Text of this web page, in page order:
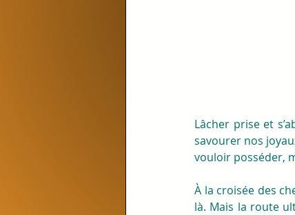
Lâcher prise et
savourer nos
vouloir posséder,
À la croisée des
là. Mais la route